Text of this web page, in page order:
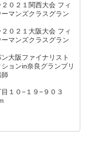
０２１関西大会 フィ
マンズクラスグラン
０２１大阪大会 フィ
マンズクラスグラン
大阪ファイナリスト
ョンin奈良グランプリ
１０−１９−９０３